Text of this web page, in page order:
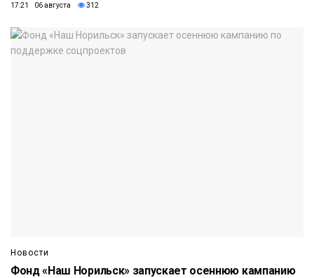
17:21 06 августа 312
Новости
Фонд «Наш Норильск» запускает осеннюю кампанию